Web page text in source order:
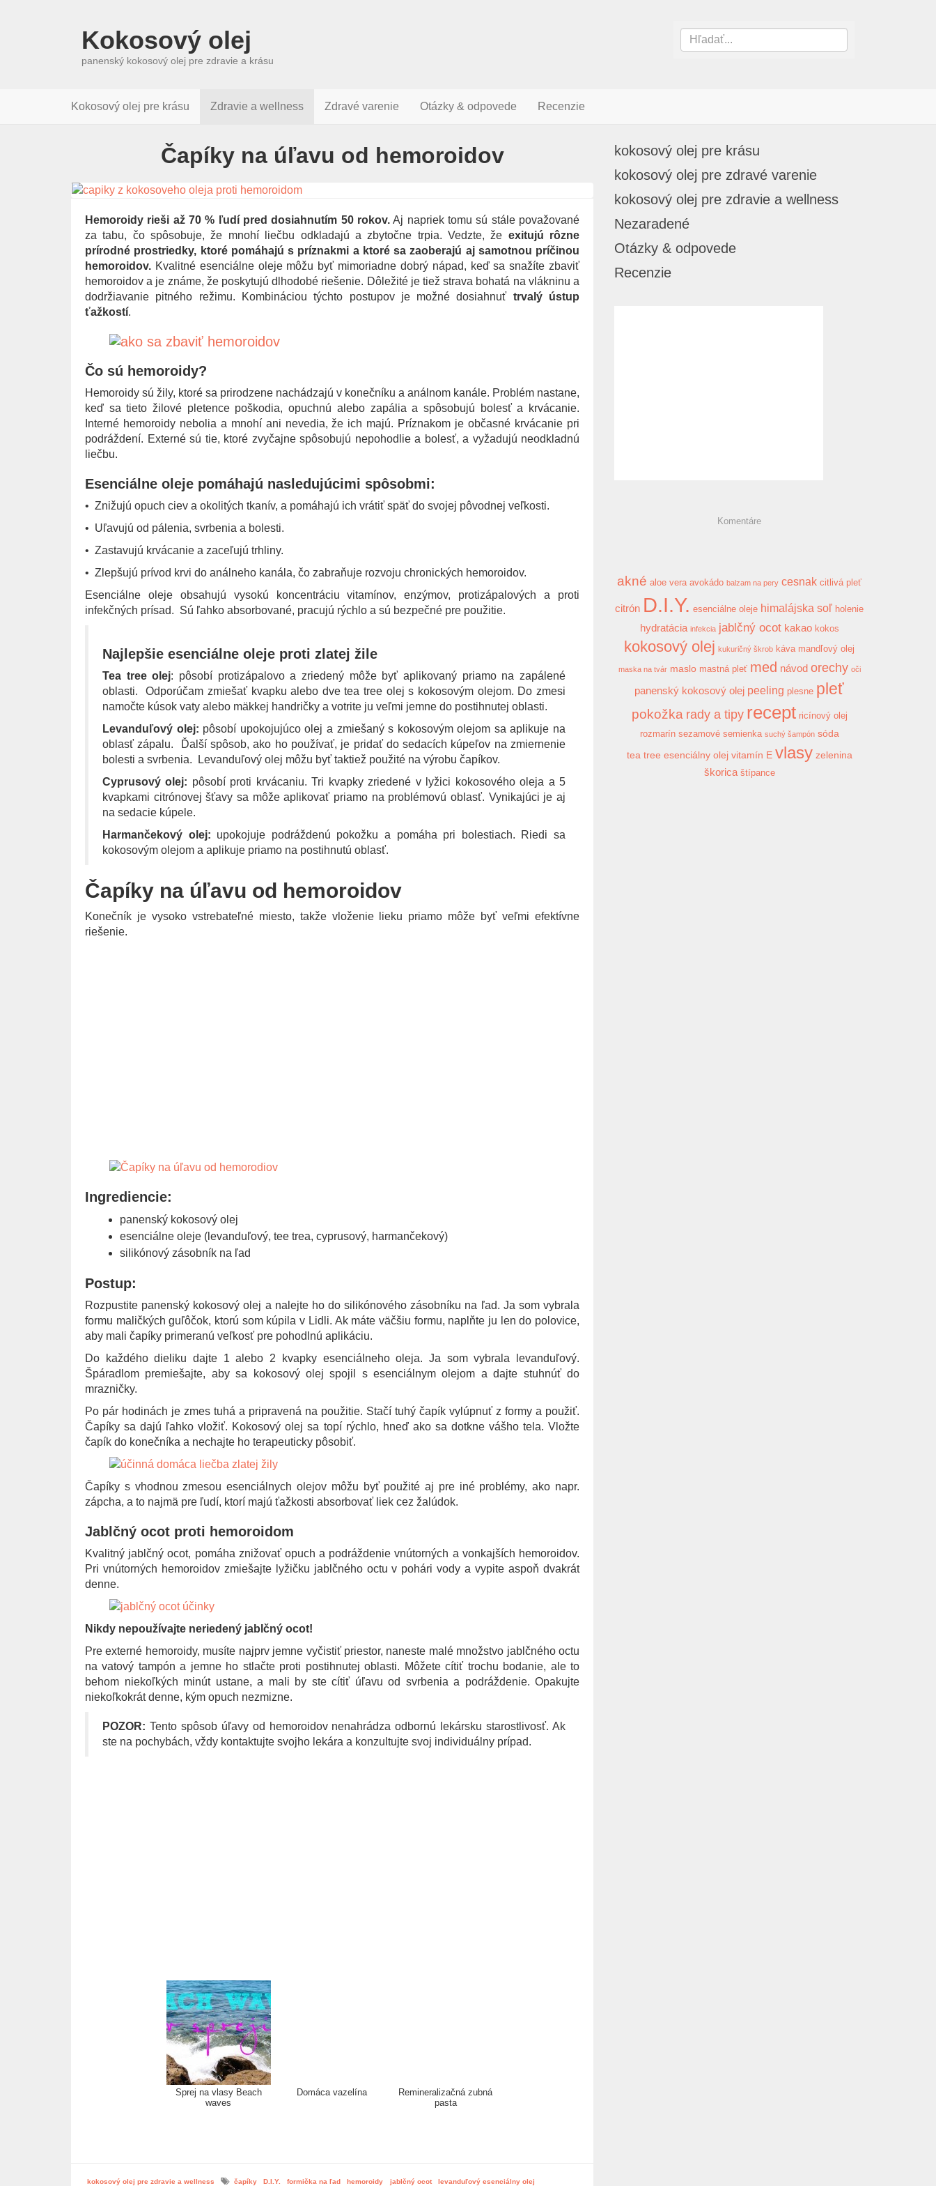
Kokosový olej
panenský kokosový olej pre zdravie a krásu
Kokosový olej pre krásu Zdravie a wellness Zdravé varenie Otázky & odpovede Recenzie
Čapíky na úľavu od hemoroidov
Hemoroidy rieši až 70 % ľudí pred dosiahnutím 50 rokov. Aj napriek tomu sú stále považované
za tabu, čo spôsobuje, že mnohí liečbu odkladajú a zbytočne trpia. Vedzte, že exitujú rôzne
prírodné prostriedky, ktoré pomáhajú s príznakmi a ktoré sa zaoberajú aj samotnou príčinou
hemoroidov. Kvalitné esenciálne oleje môžu byť mimoriadne dobrý nápad, keď sa snažíte zbaviť
hemoroidov a je známe, že poskytujú dlhodobé riešenie. Dôležité je tiež strava bohatá na vlákninu a
dodržiavanie pitného režimu. Kombináciou týchto postupov je možné dosiahnuť trvalý ústup
ťažkostí.
Čo sú hemoroidy?
Hemoroidy sú žily, ktoré sa prirodzene nachádzajú v konečníku a análnom kanále. Problém nastane,
keď sa tieto žilové pletence poškodia, opuchnú alebo zapália a spôsobujú bolesť a krvácanie.
Interné hemoroidy nebolia a mnohí ani nevedia, že ich majú. Príznakom je občasné krvácanie pri
podráždení. Externé sú tie, ktoré zvyčajne spôsobujú nepohodlie a bolesť, a vyžadujú neodkladnú
liečbu.
Esenciálne oleje pomáhajú nasledujúcimi spôsobmi:
• Znižujú opuch ciev a okolitých tkanív, a pomáhajú ich vrátiť späť do svojej pôvodnej veľkosti.
• Uľavujú od pálenia, svrbenia a bolesti.
• Zastavujú krvácanie a zaceľujú trhliny.
• Zlepšujú prívod krvi do análneho kanála, čo zabraňuje rozvoju chronických hemoroidov.
Esenciálne oleje obsahujú vysokú koncentráciu vitamínov, enzýmov, protizápalových a proti
infekčných prísad. Sú ľahko absorbované, pracujú rýchlo a sú bezpečné pre použitie.
Najlepšie esenciálne oleje proti zlatej žile
Tea tree olej: pôsobí protizápalovo a zriedený môže byť aplikovaný priamo na zapálené
oblasti. Odporúčam zmiešať kvapku alebo dve tea tree olej s kokosovým olejom. Do zmesi
namočte kúsok vaty alebo mäkkej handričky a votrite ju veľmi jemne do postihnutej oblasti.
Levanduľový olej: pôsobí upokojujúco olej a zmiešaný s kokosovým olejom sa aplikuje na
oblasť zápalu. Ďalší spôsob, ako ho používať, je pridať do sedacích kúpeľov na zmiernenie
bolesti a svrbenia. Levanduľový olej môžu byť taktiež použité na výrobu čapíkov.
Cyprusový olej: pôsobí proti krvácaniu. Tri kvapky zriedené v lyžici kokosového oleja a 5
kvapkami citrónovej šťavy sa môže aplikovať priamo na problémovú oblasť. Vynikajúci je aj
na sedacie kúpele.
Harmančekový olej: upokojuje podráždenú pokožku a pomáha pri bolestiach. Riedi sa
kokosovým olejom a aplikuje priamo na postihnutú oblasť.
Čapíky na úľavu od hemoroidov
Konečník je vysoko vstrebateľné miesto, takže vloženie lieku priamo môže byť veľmi efektívne
riešenie.
Ingrediencie:
panenský kokosový olej
esenciálne oleje (levanduľový, tee trea, cyprusový, harmančekový)
silikónový zásobník na ľad
Postup:
Rozpustite panenský kokosový olej a nalejte ho do silikónového zásobníku na ľad. Ja som vybrala
formu maličkých guľôčok, ktorú som kúpila v Lidli. Ak máte väčšiu formu, naplňte ju len do polovice,
aby mali čapíky primeranú veľkosť pre pohodlnú aplikáciu.
Do každého dieliku dajte 1 alebo 2 kvapky esenciálneho oleja. Ja som vybrala levanduľový.
Špáradlom premiešajte, aby sa kokosový olej spojil s esenciálnym olejom a dajte stuhnúť do
mrazničky.
Po pár hodinách je zmes tuhá a pripravená na použitie. Stačí tuhý čapík vylúpnuť z formy a použiť.
Čapíky sa dajú ľahko vložiť. Kokosový olej sa topí rýchlo, hneď ako sa dotkne vášho tela. Vložte
čapík do konečníka a nechajte ho terapeuticky pôsobiť.
Čapíky s vhodnou zmesou esenciálnych olejov môžu byť použité aj pre iné problémy, ako napr.
zápcha, a to najmä pre ľudí, ktorí majú ťažkosti absorbovať liek cez žalúdok.
Jablčný ocot proti hemoroidom
Kvalitný jablčný ocot, pomáha znižovať opuch a podráždenie vnútorných a vonkajších hemoroidov.
Pri vnútorných hemoroidov zmiešajte lyžičku jablčného octu v pohári vody a vypite aspoň dvakrát
denne.
Nikdy nepoužívajte neriedený jablčný ocot!
Pre externé hemoroidy, musíte najprv jemne vyčistiť priestor, naneste malé množstvo jablčného octu
na vatový tampón a jemne ho stlačte proti postihnutej oblasti. Môžete cítiť trochu bodanie, ale to
behom niekoľkých minút ustane, a mali by ste cítiť úľavu od svrbenia a podráždenie. Opakujte
niekoľkokrát denne, kým opuch nezmizne.
POZOR: Tento spôsob úľavy od hemoroidov nenahrádza odbornú lekársku starostlivosť. Ak
ste na pochybách, vždy kontaktujte svojho lekára a konzultujte svoj individuálny prípad.
Sprej na vlasy Beach
waves
Domáca vazelína
Remineralizačná zubná
pasta
kokosový olej pre zdravie a wellness čapíky D.I.Y. formička na ľad hemoroidy jablčný ocot levanduľový esenciálny olej
kokosový olej pre krásu
kokosový olej pre zdravé varenie
kokosový olej pre zdravie a wellness
Nezaradené
Otázky & odpovede
Recenzie
Komentáre
akné aloe vera avokádo balzam na pery cesnak citlivá pleť
citrón D.I.Y. esenciálne oleje himalájska soľ holenie
hydratácia infekcia jablčný ocot kakao kokos
kokosový olej kukuričný škrob káva mandľový olej
maska na tvár maslo mastná pleť med návod orechy oči
panenský kokosový olej peeling plesne pleť
pokožka rady a tipy recept ricínový olej
rozmarín sezamové semienka suchý šampón sóda
tea tree esenciálny olej vitamín E vlasy zelenina
škorica štípance